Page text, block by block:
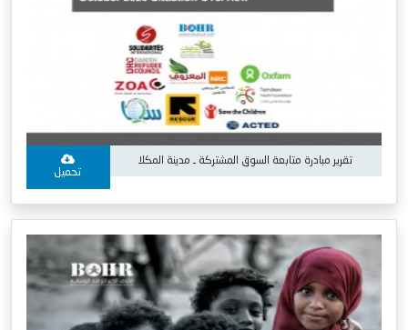
تقرير مبادرة متابعة السوق المشتركة ـ مدينة المكلا
تحميل